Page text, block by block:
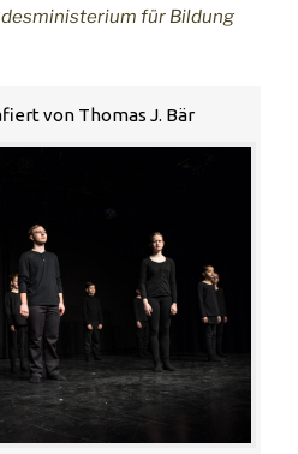
für Bildung
von Thomas J. Bär